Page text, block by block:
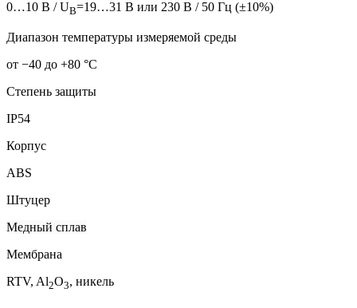
0…10 В / UB=19…31 B или 230 В / 50 Гц (±10%)
Диапазон температуры измеряемой среды
от −40 до +80 °C
Степень защиты
IP54
Корпус
ABS
Штуцер
Медный сплав
Мембрана
RTV, Al2O3, никель